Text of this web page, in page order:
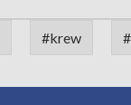
#krew